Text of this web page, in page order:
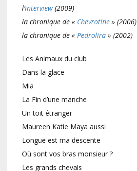
l’interview(2009)
la chronique de « Chevrotine » (2006)
la chronique de « Pedrolira » (2002)
Les Animaux du club
Dans la glace
Mia
La Fin d’une manche
Un toit étranger
Maureen Katie Maya aussi
Longue est ma descente
Où sont vos bras monsieur ?
Les grands chevals